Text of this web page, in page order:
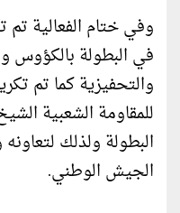
وفي ختام الفعالية تم
في البطولة بالكؤوس
والتحفيزية كما تم
للمقاومة الشعبية
البطولة ولذلك
الجيش الوطني.